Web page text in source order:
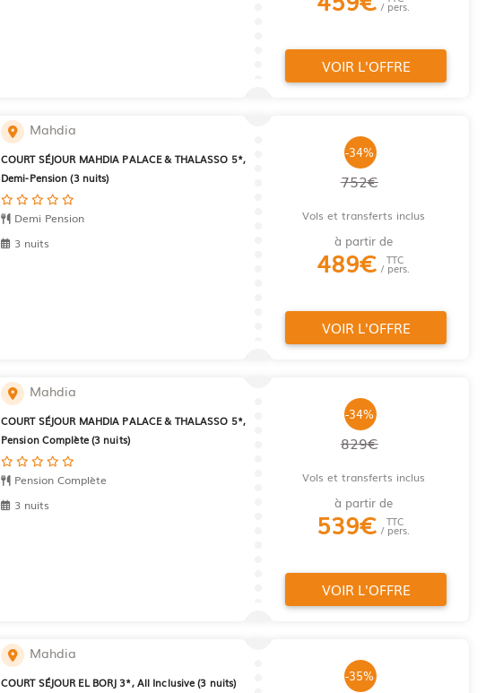
/ pers.
VOIR L'OFFRE
Mahdia
COURT SÉJOUR MAHDIA PALACE & THALASSO 5*,
Demi-Pension (3 nuits)
Demi Pension
3 nuits
-34%
752€
Vols et transferts inclus
à partir de
489€ TTC
/ pers.
VOIR L'OFFRE
Mahdia
COURT SÉJOUR MAHDIA PALACE & THALASSO 5*,
Pension Complète (3 nuits)
Pension Complète
3 nuits
-34%
829€
Vols et transferts inclus
à partir de
539€ TTC
/ pers.
VOIR L'OFFRE
Mahdia
COURT SÉJOUR EL BORJ 3*, All Inclusive (3 nuits) -35%